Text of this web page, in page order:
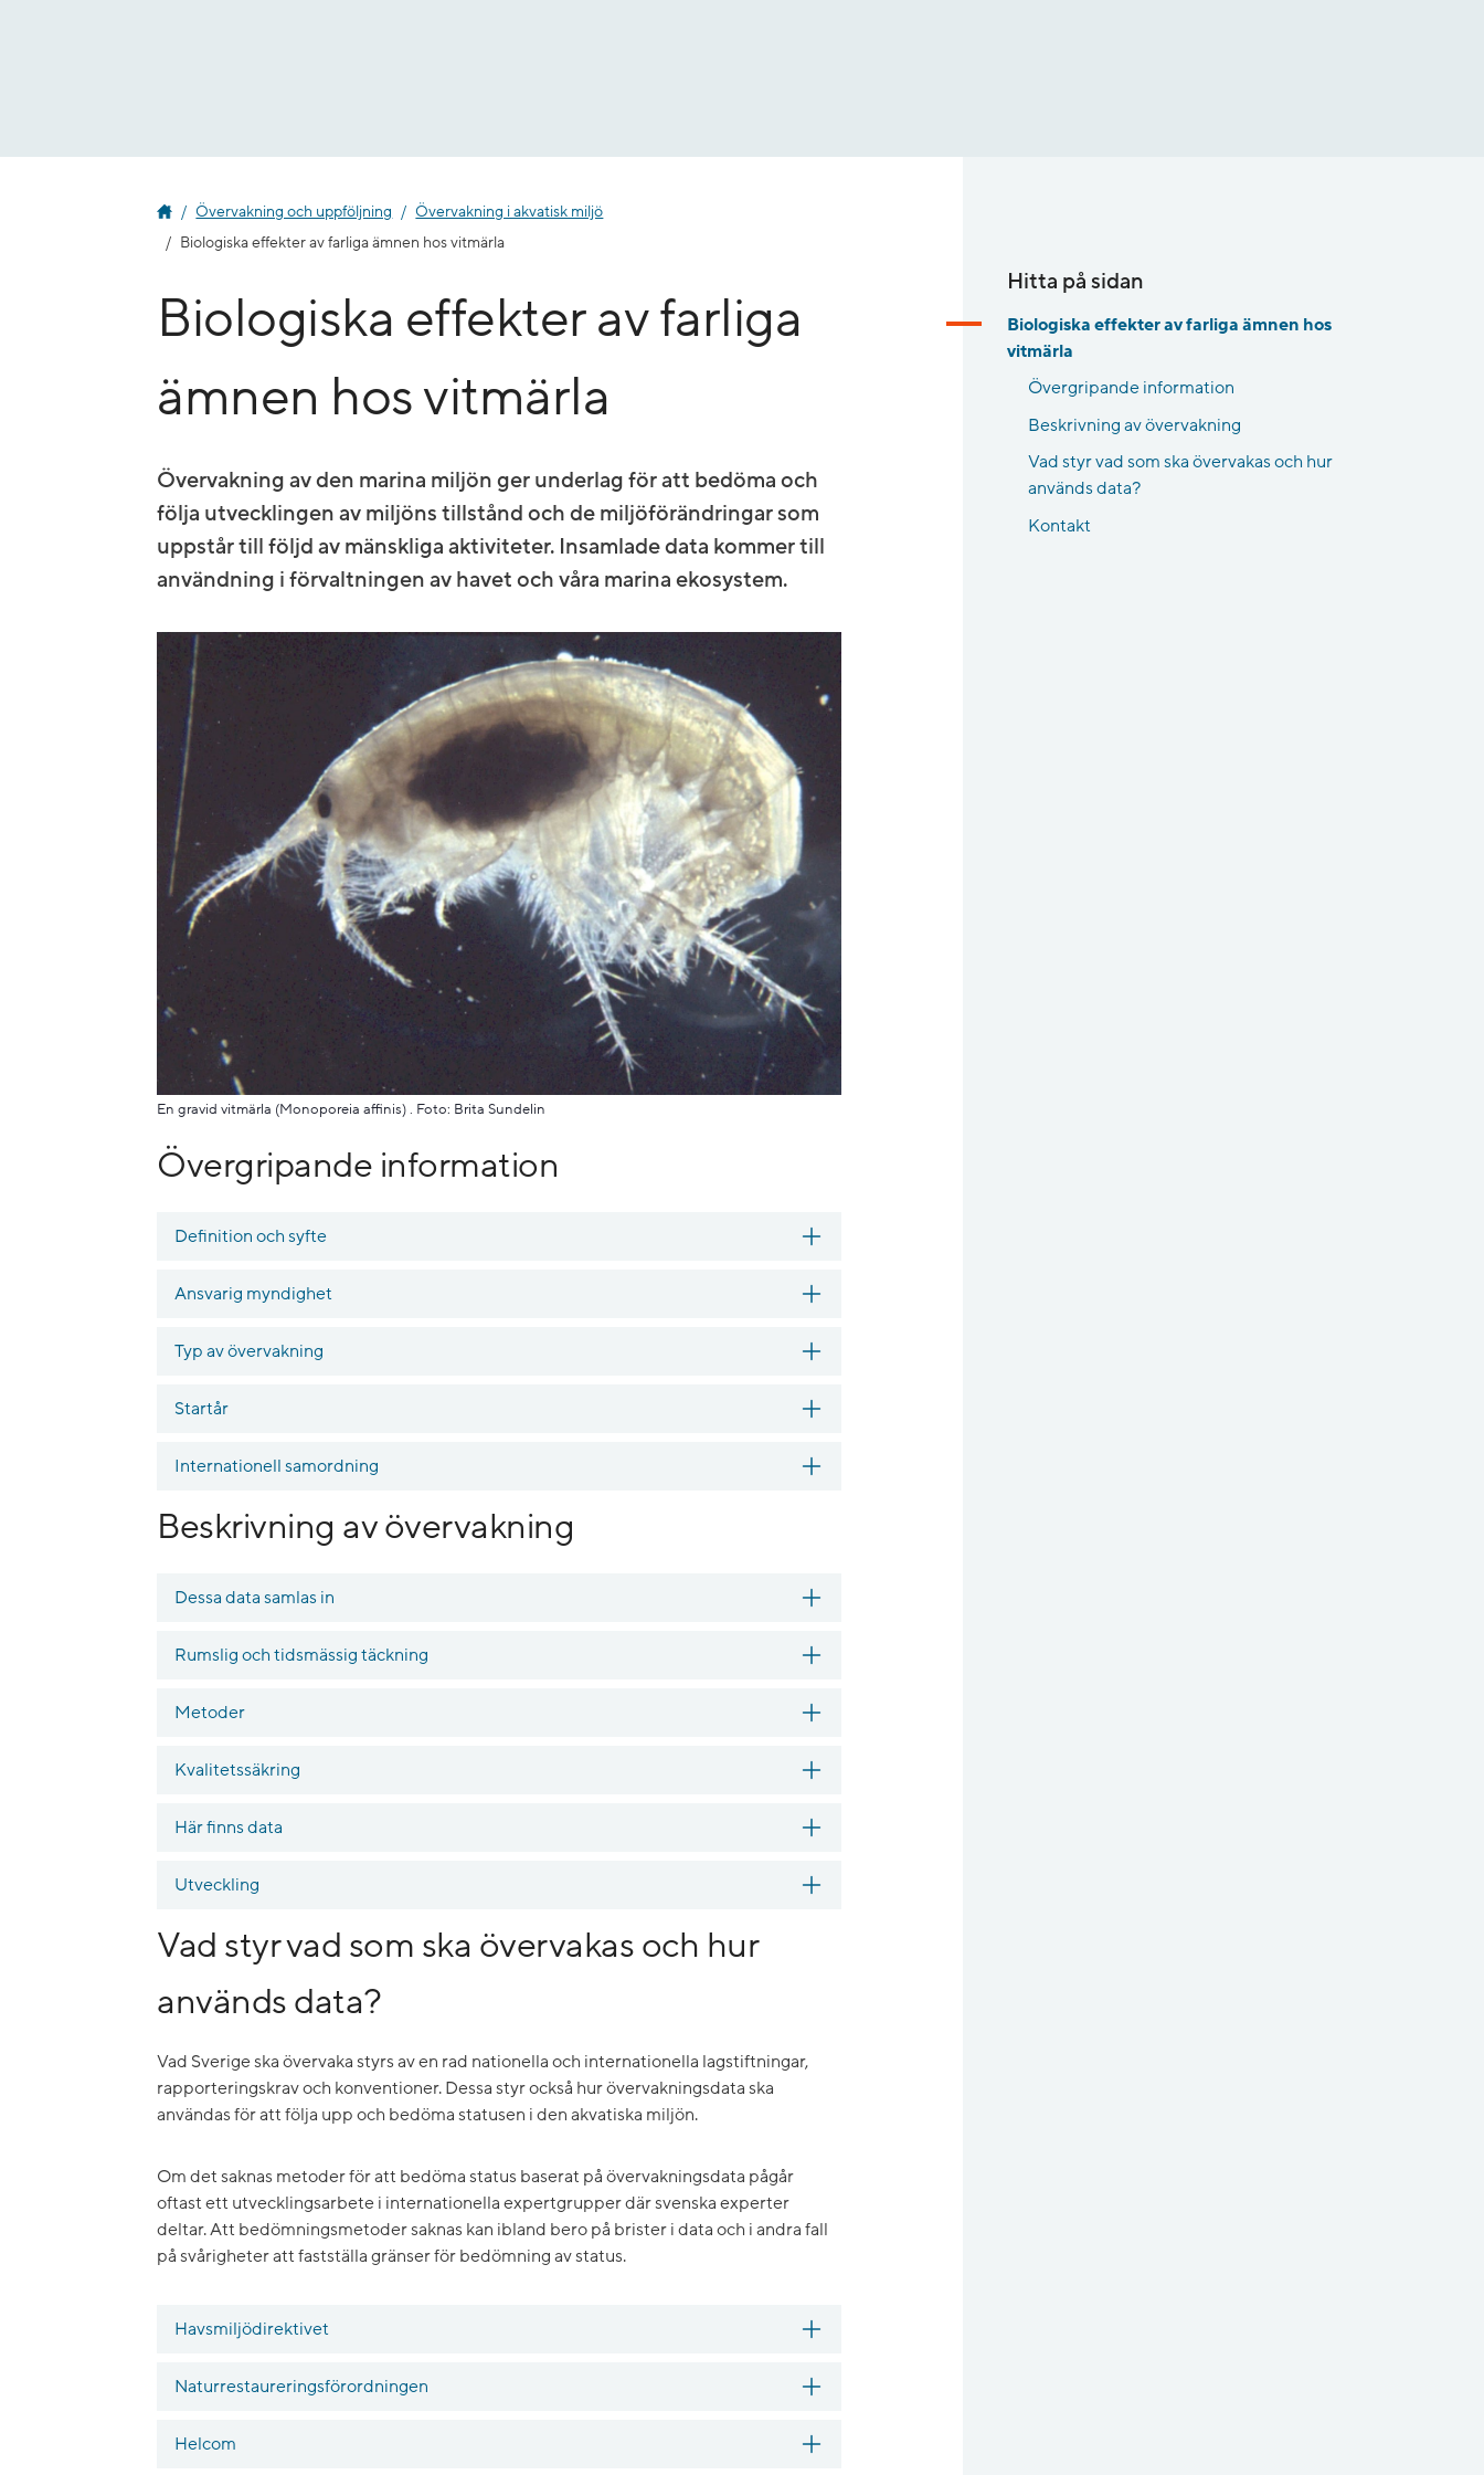
Övervakning och uppföljning
Övervakning i akvatisk miljö
Biologiska effekter av farliga ämnen hos vitmärla
Biologiska effekter av farliga
ämnen hos vitmärla
Övervakning av den marina miljön ger underlag för att bedöma och
följa utvecklingen av miljöns tillstånd och de miljöförändringar som
uppstår till följd av mänskliga aktiviteter. Insamlade data kommer till
användning i förvaltningen av havet och våra marina ekosystem.
En gravid vitmärla (Monoporeia affinis) . Foto: Brita Sundelin
Övergripande information
Definition och syfte
Ansvarig myndighet
Typ av övervakning
Startår
Internationell samordning
Beskrivning av övervakning
Dessa data samlas in
Rumslig och tidsmässig täckning
Metoder
Kvalitetssäkring
Här finns data
Utveckling
Vad styr vad som ska övervakas och hur
används data?
Vad Sverige ska övervaka styrs av en rad nationella och internationella lagstiftningar,
rapporteringskrav och konventioner. Dessa styr också hur övervakningsdata ska
användas för att följa upp och bedöma statusen i den akvatiska miljön.
Om det saknas metoder för att bedöma status baserat på övervakningsdata pågår
oftast ett utvecklingsarbete i internationella expertgrupper där svenska experter
deltar. Att bedömningsmetoder saknas kan ibland bero på brister i data och i andra fall
på svårigheter att fastställa gränser för bedömning av status.
Havsmiljödirektivet
Naturrestaureringsförordningen
Helcom
Hitta på sidan
Biologiska effekter av farliga ämnen hos
vitmärla
Övergripande information
Beskrivning av övervakning
Vad styr vad som ska övervakas och hur
används data?
Kontakt